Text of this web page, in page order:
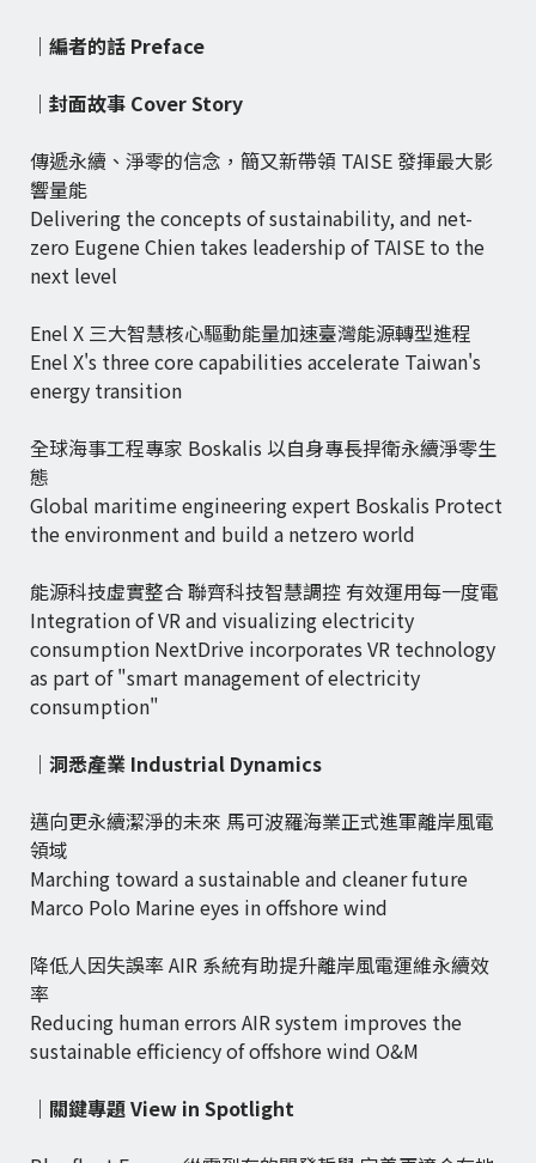
｜編者的話 Preface
｜封面故事 Cover Story
傳遞永續、淨零的信念，簡又新帶領 TAISE 發揮最大影
響量能
Delivering the concepts of sustainability, and net-
zero Eugene Chien takes leadership of TAISE to the
next level
Enel X 三大智慧核心驅動能量加速臺灣能源轉型進程
Enel X's three core capabilities accelerate Taiwan's
energy transition
全球海事工程專家 Boskalis 以自身專長捍衛永續淨零生
態
Global maritime engineering expert Boskalis Protect
the environment and build a netzero world
能源科技虛實整合 聯齊科技智慧調控 有效運用每一度電
Integration of VR and visualizing electricity
consumption NextDrive incorporates VR technology
as part of "smart management of electricity
consumption"
｜洞悉產業 Industrial Dynamics
邁向更永續潔淨的未來 馬可波羅海業正式進軍離岸風電
領域
Marching toward a sustainable and cleaner future
Marco Polo Marine eyes in offshore wind
降低人因失誤率 AIR 系統有助提升離岸風電運維永續效
率
Reducing human errors AIR system improves the
sustainable efficiency of offshore wind O&M
｜關鍵專題 View in Spotlight